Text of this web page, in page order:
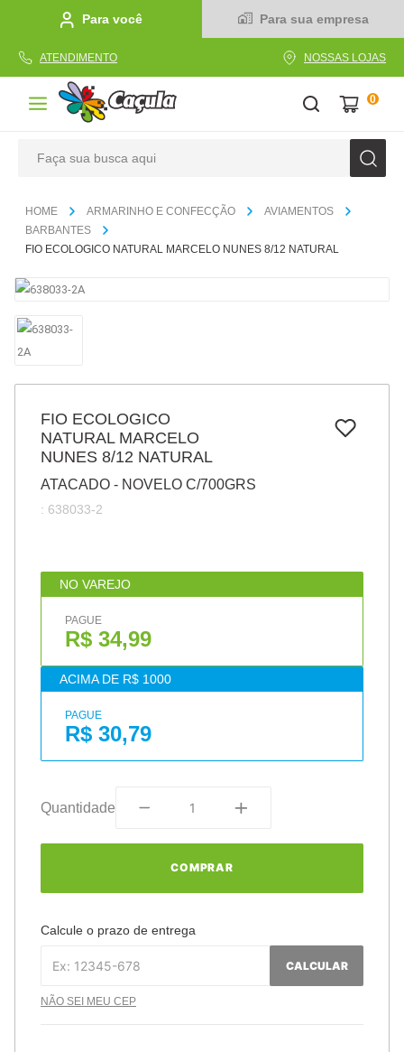
Para você Para sua empresa
ATENDIMENTO NOSSAS LOJAS
0
ARMARINHO E CONFECÇÃO
AVIAMENTOS
BARBANTES
FIO ECOLOGICO NATURAL MARCELO NUNES 8/12 NATURAL
FIO ECOLOGICO
NATURAL MARCELO
NUNES 8/12 NATURAL
ATACADO - NOVELO C/700GRS
: 638033-2
NO VAREJO
PAGUE
R$ 34,99
ACIMA DE R$ 1000
PAGUE
R$ 30,79
Quantidade
COMPRAR
Calcule o prazo de entrega
CALCULAR
NÃO SEI MEU CEP
1º caderno
3º caneta
4 º tecido
5
6º papel
pincel
cola
barbante
º fita